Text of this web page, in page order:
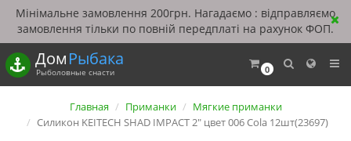
Мінімальне замовлення 200грн. Нагадаємо : відправляємо
замовлення тільки по повній передплаті на рахунок ФОП.
0
ДомРыбака
Рыболовные снасти
Главная Приманки
Мягкие приманки
Силикон KEITECH SHAD IMPACT 2" цвет 006 Cola 12шт(23697)